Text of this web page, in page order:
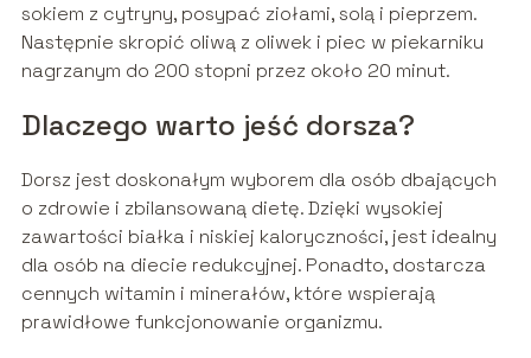
sokiem z cytryny, posypać ziołami, solą i pieprzem.
Następnie skropić oliwą z oliwek i piec w piekarniku
nagrzanym do 200 stopni przez około 20 minut.
Dlaczego warto jeść dorsza?
Dorsz jest doskonałym wyborem dla osób dbających
o zdrowie i zbilansowaną dietę. Dzięki wysokiej
zawartości białka i niskiej kaloryczności, jest idealny
dla osób na diecie redukcyjnej. Ponadto, dostarcza
cennych witamin i minerałów, które wspierają
prawidłowe funkcjonowanie organizmu.